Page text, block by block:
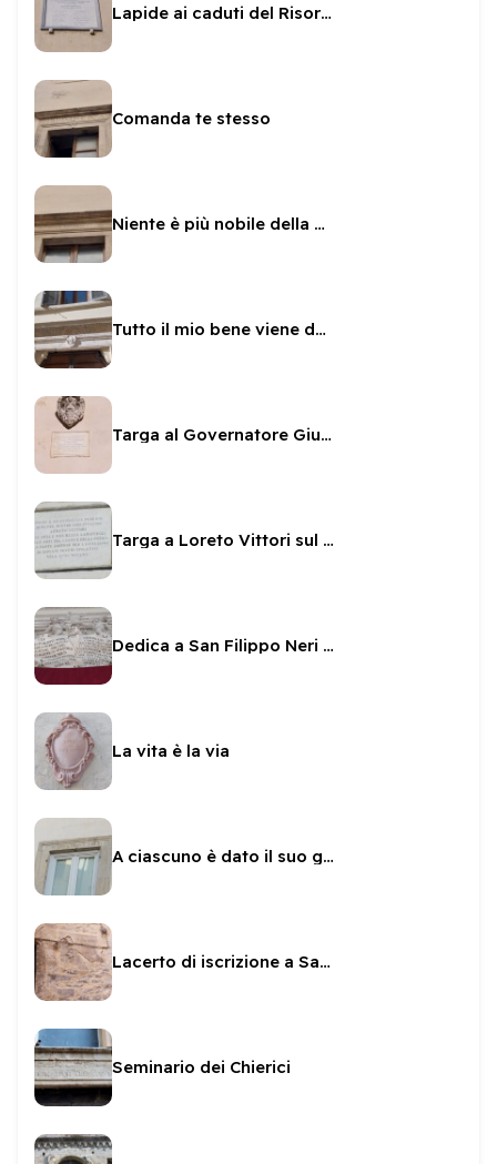
Lapide ai caduti del Risorgimento sul Municipio
Comanda te stesso
Niente è più nobile della virtù
Tutto il mio bene viene da Dio
Targa al Governatore Giulio Savelli sul Municipio
Targa a Loreto Vittori sul Municipio
Dedica a San Filippo Neri e Mondilio Orsini
La vita è la via
A ciascuno è dato il suo giorno
Lacerto di iscrizione a Sante Paolini
Seminario dei Chierici